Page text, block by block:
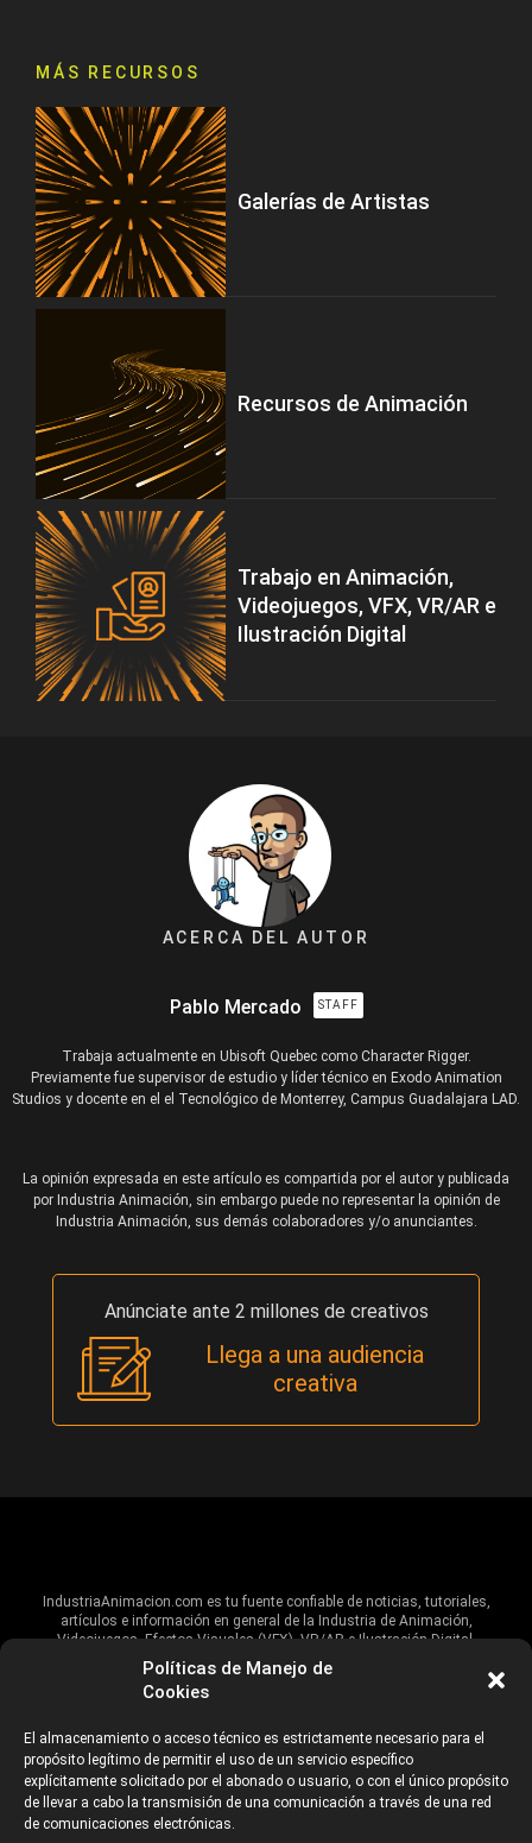
Políticas de Manejo de
Cookies
El almacenamiento o acceso técnico es estrictamente necesario para el
propósito legítimo de permitir el uso de un servicio específico
explícitamente solicitado por el abonado o usuario, o con el único propósito
de llevar a cabo la transmisión de una comunicación a través de una red
de comunicaciones electrónicas.
MÁS RECURSOS
Galerías de Artistas
Recursos de Animación
Trabajo en Animación,
Videojuegos, VFX, VR/AR e
Ilustración Digital
ACERCA DEL AUTOR
Pablo Mercado STAFF
Trabaja actualmente en Ubisoft Quebec como Character Rigger.
Previamente fue supervisor de estudio y líder técnico en Exodo Animation
Studios y docente en el el Tecnológico de Monterrey, Campus Guadalajara LAD.
La opinión expresada en este artículo es compartida por el autor y publicada
por Industria Animación, sin embargo puede no representar la opinión de
Industria Animación, sus demás colaboradores y/o anunciantes.
Anúnciate ante 2 millones de creativos
Llega a una audiencia
creativa
IndustriaAnimacion.com es tu fuente confiable de noticias, tutoriales,
artículos e información en general de la Industria de Animación,
Videojuegos, Efectos Visuales (VFX), VR/AR e Ilustración Digital.
Hablamos de estas industrias y su alcance global, pero damos un énfasis
especial al talento, estudios, escuelas, eventos y organizaciones que
ANUNCIANTES AVISO DE PRIVACIDAD